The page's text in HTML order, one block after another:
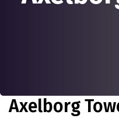
Axelborg